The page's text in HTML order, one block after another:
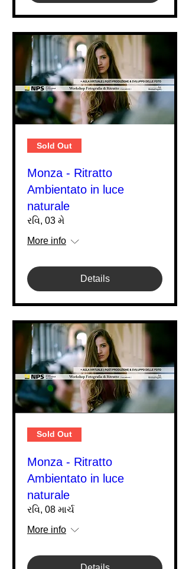
Sold Out
Monza - Ritratto
Ambientato in luce
naturale
રવિ, 03 મે
More info
Details
Sold Out
Monza - Ritratto
Ambientato in luce
naturale
રવિ, 08 માર્ચ
More info